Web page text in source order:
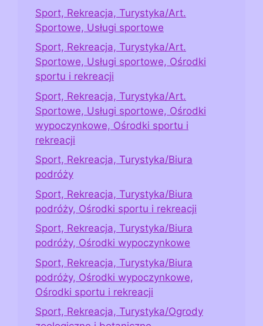
Sport, Rekreacja, Turystyka/Art.
Sportowe, Usługi sportowe
Sport, Rekreacja, Turystyka/Art.
Sportowe, Usługi sportowe, Ośrodki
sportu i rekreacji
Sport, Rekreacja, Turystyka/Art.
Sportowe, Usługi sportowe, Ośrodki
wypoczynkowe, Ośrodki sportu i
rekreacji
Sport, Rekreacja, Turystyka/Biura
podróży
Sport, Rekreacja, Turystyka/Biura
podróży, Ośrodki sportu i rekreacji
Sport, Rekreacja, Turystyka/Biura
podróży, Ośrodki wypoczynkowe
Sport, Rekreacja, Turystyka/Biura
podróży, Ośrodki wypoczynkowe,
Ośrodki sportu i rekreacji
Sport, Rekreacja, Turystyka/Ogrody